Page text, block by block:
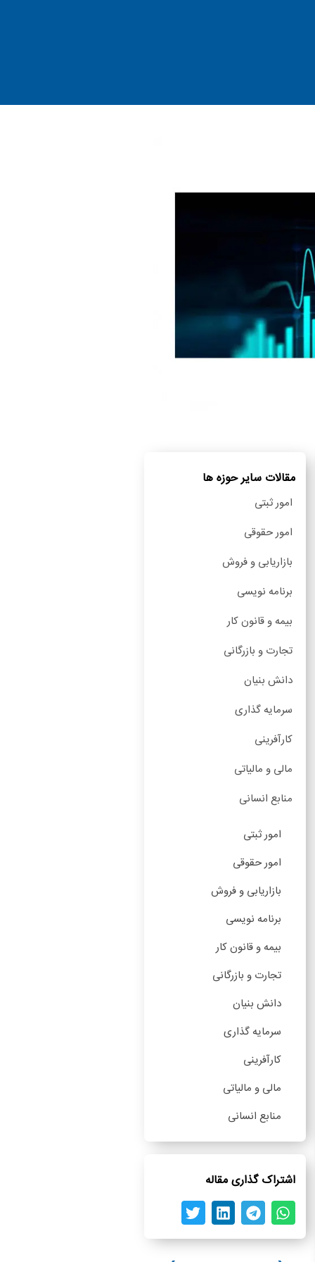
مقالات سایر حوزه ها
امور ثبتی
امور حقوقی
بازاریابی و فروش
برنامه نویسی
بیمه و قانون کار
تجارت و بازرگانی
دانش بنیان
سرمایه گذاری
کارآفرینی
مالی و مالیاتی
منابع انسانی
امور ثبتی
امور حقوقی
بازاریابی و فروش
برنامه نویسی
بیمه و قانون کار
تجارت و بازرگانی
دانش بنیان
سرمایه گذاری
کارآفرینی
مالی و مالیاتی
منابع انسانی
اشتراک گذاری مقاله